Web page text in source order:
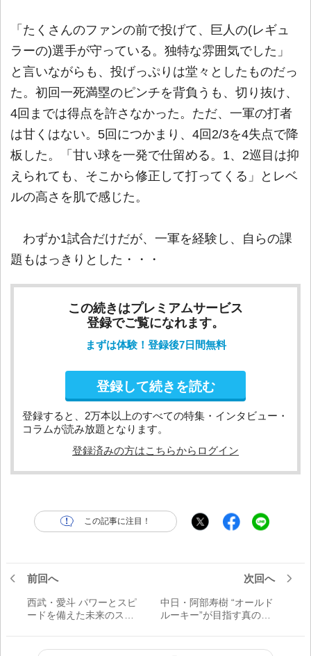
「たくさんのファンの前で投げて、巨人の(レギュ
ラーの)選手が守っている。独特な雰囲気でした」
と言いながらも、投げっぷりは堂々としたものだっ
た。初回一死満塁のピンチを背負うも、切り抜け、
4回までは得点を許さなかった。ただ、一軍の打者
は甘くはない。5回につかまり、4回2/3を4失点で降
板した。「甘い球を一発で仕留める。1、2巡目は抑
えられても、そこから修正して打ってくる」とレベ
ルの高さを肌で感じた。
わずか1試合だけだが、一軍を経験し、自らの課
題もはっきりとした・・・
この続きはプレミアムサービス
登録でご覧になれます。
まずは体験！登録後7日間無料
登録して続きを読む
登録すると、2万本以上のすべての特集・インタビュー・
コラムが読み放題となります。
登録済みの方はこちらからログイン
この記事に注目！
前回へ
西武・愛斗 パワーとスピ
ードを備えた未来のスタ
次回へ
中日・阿部寿樹 “オールド
ルーキー”が目指す真のオ